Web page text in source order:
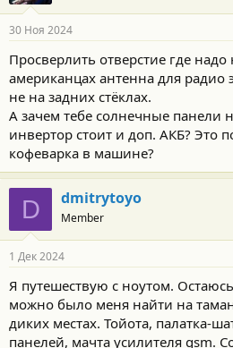
30 Ноя 2024
Просверлить отверстие где надо
американцах антенна для радио
не на задних стёклах.
А зачем тебе солнечные панели
инвертор стоит и доп. АКБ? Это
кофеварка в машине?
D dmitrytoyo
Member
1 Дек 2024
Я путешествую с ноутом.
можно было меня найти на
диких местах. Тойота, палатка-
панелей, мачта усилителя gsm.